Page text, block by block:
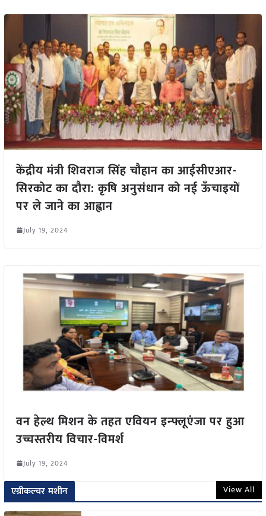
केंद्रीय मंत्री शिवराज सिंह चौहान का आईसीएआर-
सिरकोट का दौरा: कृषि अनुसंधान को नई ऊँचाइयों
पर ले जाने का आह्वान
July 19, 2024
वन हेल्थ मिशन के तहत एवियन इन्फ्लूएंजा पर हुआ
उच्चस्तरीय विचार-विमर्श
July 19, 2024
एग्रीकल्चर मशीन View All